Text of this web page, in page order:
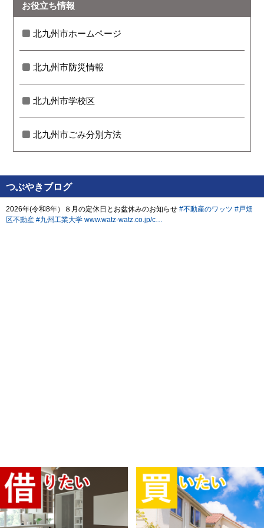
お役立ち情報
北九州市ホームページ
北九州市防災情報
北九州市学校区
北九州市ごみ分別方法
つぶやきブログ